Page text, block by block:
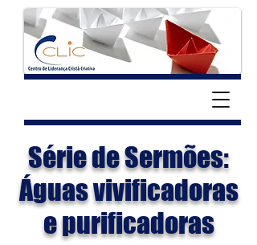
Série de Sermões:
Águas vivificadoras
e purificadoras